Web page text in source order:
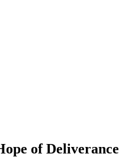
of Deliverance